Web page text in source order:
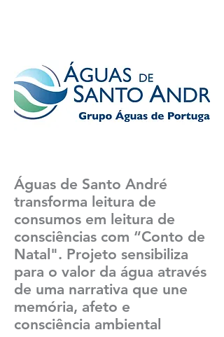
Águas de Santo André
transforma leitura de
consumos em leitura de
consciências com “Conto de
Natal". Projeto sensibiliza
para o valor da água através
de uma narrativa que une
memória, afeto e
consciência ambiental